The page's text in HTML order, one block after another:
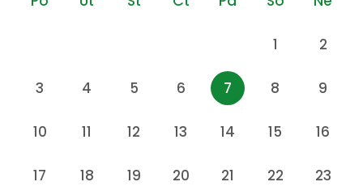
1 2
3 4 5 6 7 8 9
10 11 12 13 14 15 16
17 18 19 20 21 22 23